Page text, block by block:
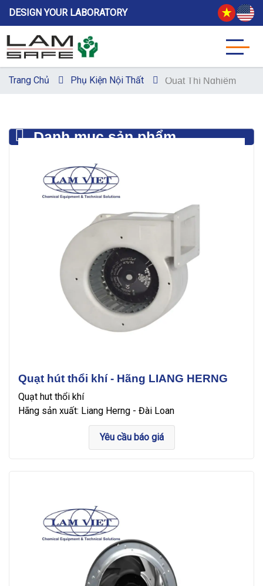
DESIGN YOUR LABORATORY
Trang Chủ Phụ Kiện Nội Thất Quạt Thí Nghiệm
Quạt hút thổi khí - Hãng LIANG HERNG
Quạt hut thổi khí
Hãng sản xuất: Liang Herng - Đài Loan
Yêu cầu báo giá